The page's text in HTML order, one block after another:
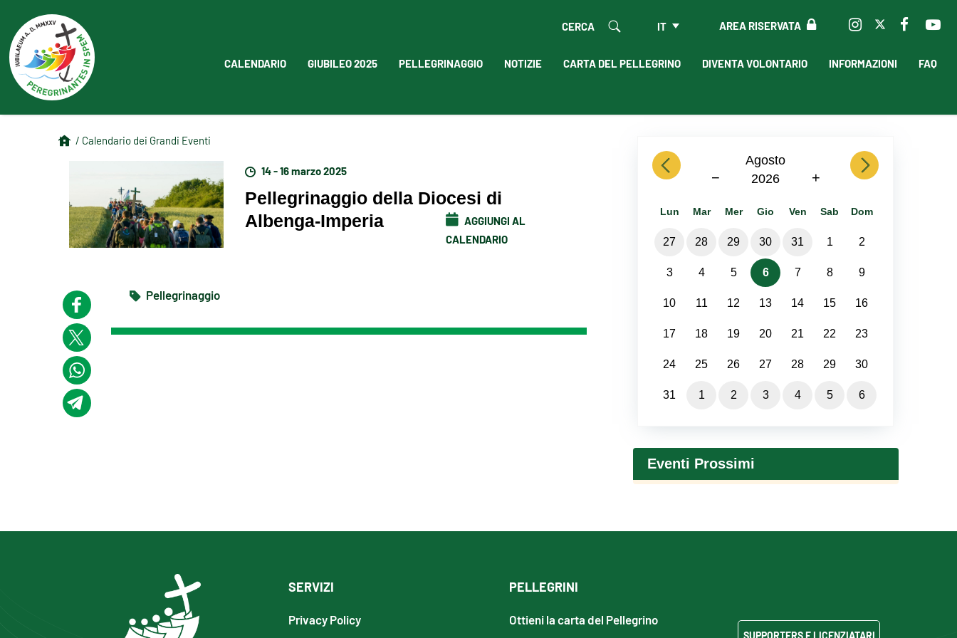
AREA RISERVATA
IT
CERCA
CALENDARIO GIUBILEO 2025 PELLEGRINAGGIO NOTIZIE CARTA DEL PELLEGRINO DIVENTA VOLONTARIO INFORMAZIONI FAQ
/ Calendario dei Grandi Eventi
14 - 16 marzo 2025
Pellegrinaggio della Diocesi di
Albenga-Imperia
AGGIUNGI AL
CALENDARIO
Pellegrinaggio
previous
Agosto
2026
− +
next
Lun Mar Mer Gio Ven Sab Dom
27 28 29 30 31 1 2
3 4 5 6 7 8 9
10 11 12 13 14 15 16
17 18 19 20 21 22 23
24 25 26 27 28 29 30
31 1 2 3 4 5 6
Eventi Prossimi
SERVIZI
Privacy Policy
PELLEGRINI
Ottieni la carta del Pellegrino
SUPPORTERS E LICENZIATARI